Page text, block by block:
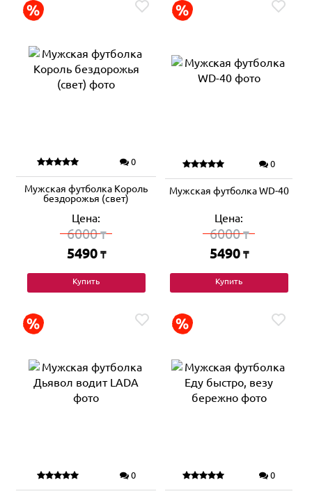
0
Мужская футболка Король
бездорожья (свет)
Цена:
6000₸
5490 ₸
Купить
0
Мужская футболка WD-40
Цена:
6000₸
5490 ₸
Купить
0 0